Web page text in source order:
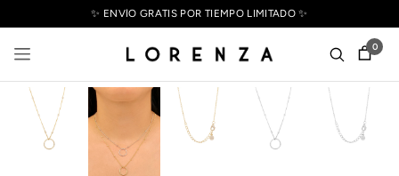
✨ ENVÍO GRATIS POR TIEMPO LIMITADO ✨
0